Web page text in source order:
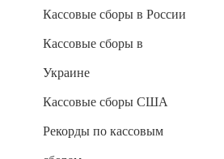
Кассовые сборы в России
Кассовые сборы в
Украине
Кассовые сборы США
Рекорды по кассовым